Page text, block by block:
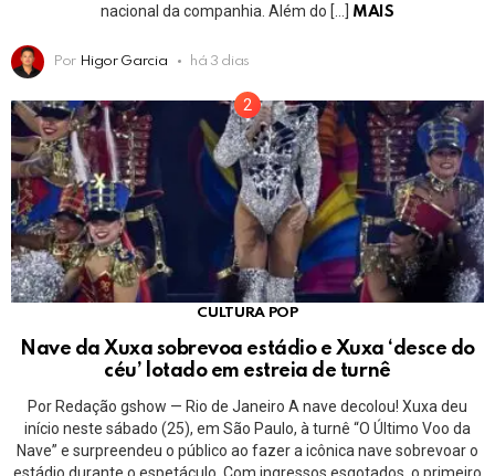
nacional da companhia. Além do […]
MAIS
Por Higor Garcia há 3 dias
CULTURA POP
Nave da Xuxa sobrevoa estádio e Xuxa ‘desce do
céu’ lotado em estreia de turnê
Por Redação gshow — Rio de Janeiro A nave decolou! Xuxa deu
início neste sábado (25), em São Paulo, à turnê “O Último Voo da
Nave” e surpreendeu o público ao fazer a icônica nave sobrevoar o